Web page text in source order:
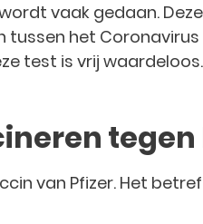
vaak gedaan.
het Coronavirus
test is vrij waardeloos.
tegen
van Pfizer. Het